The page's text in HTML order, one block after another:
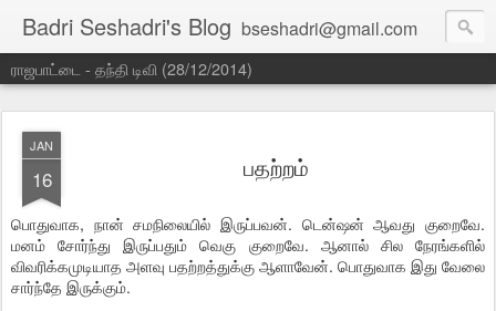
Badri Seshadri's Blog bseshadri@gmail.com
ராஜபாட்டை - தந்தி டிவி (28/12/2014)
JAN
16 பதற்றம்
பொதுவாக, நான் சமநிலையில் இருப்பவன். டென்ஷன் ஆவது குறைவே.
மனம் சோர்ந்து இருப்பதும் வெகு குறைவே. ஆனால் சில நேரங்களில்
விவரிக்கமுடியாத அளவு பதற்றத்துக்கு ஆளாவேன். பொதுவாக இது வேலை
சார்ந்தே இருக்கும்.